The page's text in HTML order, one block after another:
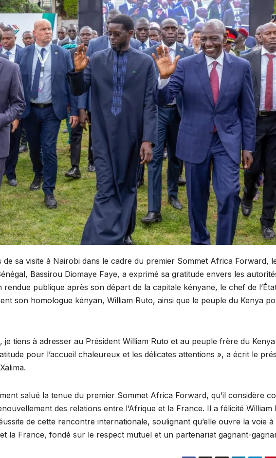
de sa visite à Nairobi dans le cadre du premier Sommet Africa Forward,
Bassirou Diomaye Faye, a exprimé sa gratitude envers les
publique après son départ de la capitale kényane, le chef de
son homologue kényan, William Ruto, ainsi que le peuple du Kenya
tiens à adresser au Président William Ruto et au peuple frère du Kenya
pour l’accueil chaleureux et les délicates attentions », a écrit le
salué la tenue du premier Sommet Africa Forward, qu’il considère
des relations entre l’Afrique et la France. Il a félicité William
de cette rencontre internationale, soulignant qu’elle ouvre la voie à
la France, fondé sur le respect mutuel et un partenariat gagnant-